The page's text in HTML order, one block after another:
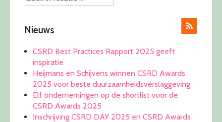
Nieuws
CSRD Best Practices Rapport 2025 geeft
inspiratie
Heijmans en Schijvens winnen CSRD Awards
2025 voor beste duurzaamheidsverslaggeving
Elf ondernemingen op de shortlist voor de
CSRD Awards 2025
Inschrijving CSRD DAY 2025 en CSRD Awards